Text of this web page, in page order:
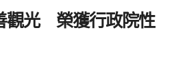
觀光 榮獲行政院性